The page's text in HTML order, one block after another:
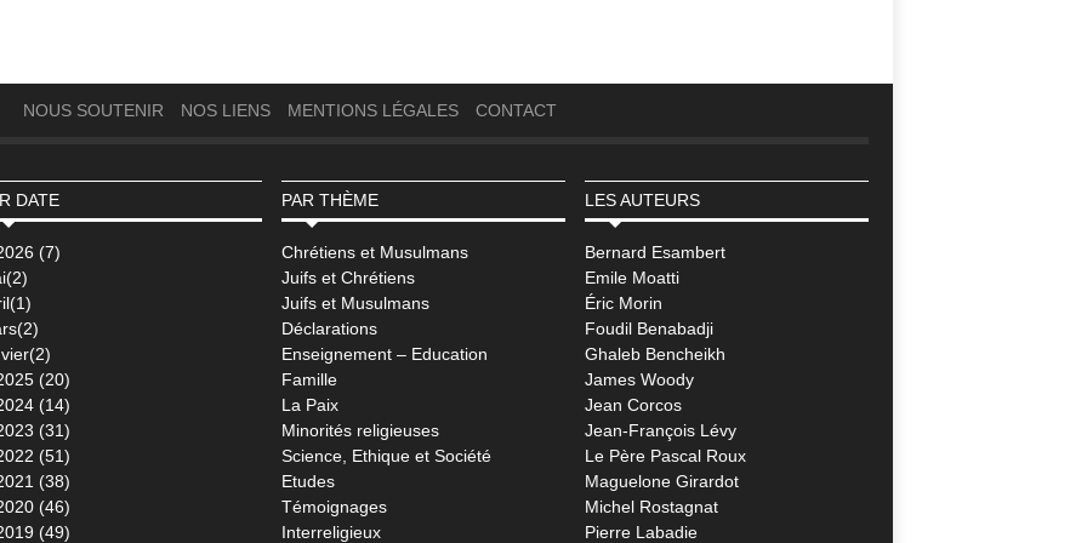
NOUS SOUTENIR NOS LIENS MENTIONS LÉGALES CONTACT
DATE
(7)
(20)
(14)
(31)
(51)
(38)
(46)
(49)
PAR THÈME
Chrétiens et Musulmans
Juifs et Chrétiens
Juifs et Musulmans
Déclarations
Enseignement – Education
Famille
La Paix
Minorités religieuses
Science, Ethique et Société
Etudes
Témoignages
Interreligieux
LES AUTEURS
Bernard Esambert
Emile Moatti
Éric Morin
Foudil Benabadji
Ghaleb Bencheikh
James Woody
Jean Corcos
Jean-François Lévy
Le Père Pascal Roux
Maguelone Girardot
Michel Rostagnat
Pierre Labadie